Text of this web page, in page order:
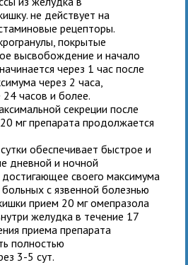
не действует на
рецепторы.
покрытые
высвобождение и начало
через 1 час после
через 2 часа,
24 часов и более.
секреции после
мг препарата продолжается
обеспечивает быстрое и
дневной и ночной
своего максимума
с язвенной болезнью
прием 20 мг омепразола
желудка в течение 17
приема препарата
полностью
3-5 сут.